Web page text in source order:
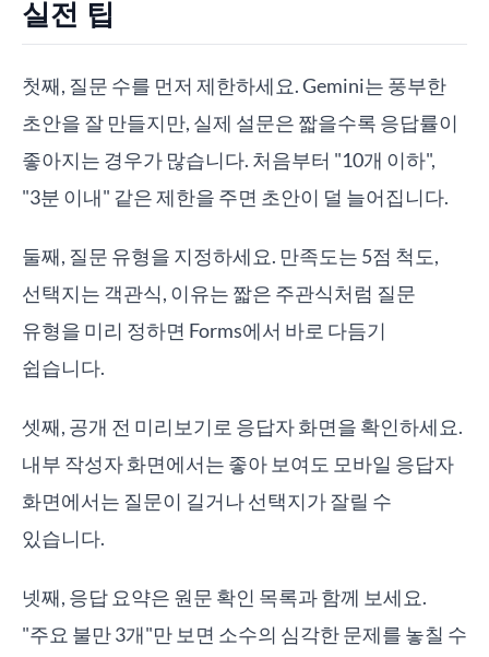
실전 팁
첫째, 질문 수를 먼저 제한하세요. Gemini는 풍부한
초안을 잘 만들지만, 실제 설문은 짧을수록 응답률이
좋아지는 경우가 많습니다. 처음부터 "10개 이하",
"3분 이내" 같은 제한을 주면 초안이 덜 늘어집니다.
둘째, 질문 유형을 지정하세요. 만족도는 5점 척도,
선택지는 객관식, 이유는 짧은 주관식처럼 질문
유형을 미리 정하면 Forms에서 바로 다듬기
쉽습니다.
셋째, 공개 전 미리보기로 응답자 화면을 확인하세요.
내부 작성자 화면에서는 좋아 보여도 모바일 응답자
화면에서는 질문이 길거나 선택지가 잘릴 수
있습니다.
넷째, 응답 요약은 원문 확인 목록과 함께 보세요.
"주요 불만 3개"만 보면 소수의 심각한 문제를 놓칠 수